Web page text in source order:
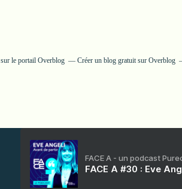
sur le portail Overblog Créer un blog gratuit sur Overblog
FACE A - un podcast
FACE A #30 : Eve